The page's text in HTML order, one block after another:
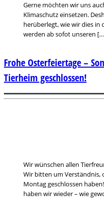
Gerne möchten wir uns
Klimaschutz einsetzen.
herüberlegt, wie wir dies in
werden ab sofot unseren
Wir wünschen allen
Wir bitten um Verständnis,
Montag geschlossen
haben wir wieder – wie
Frohe Osterfeiertage –
Tierheim geschlossen!